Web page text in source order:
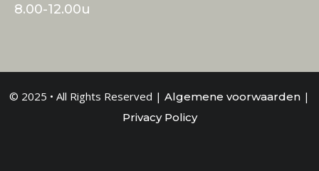
8.00-12.00u
© 2025 • All Rights Reserved | Algemene voorwaarden |
Privacy Policy